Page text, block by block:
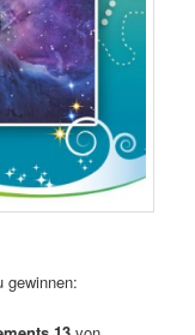
gewinnen: